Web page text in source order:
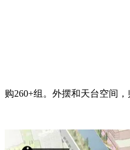
购260+组。外摆和天台空间